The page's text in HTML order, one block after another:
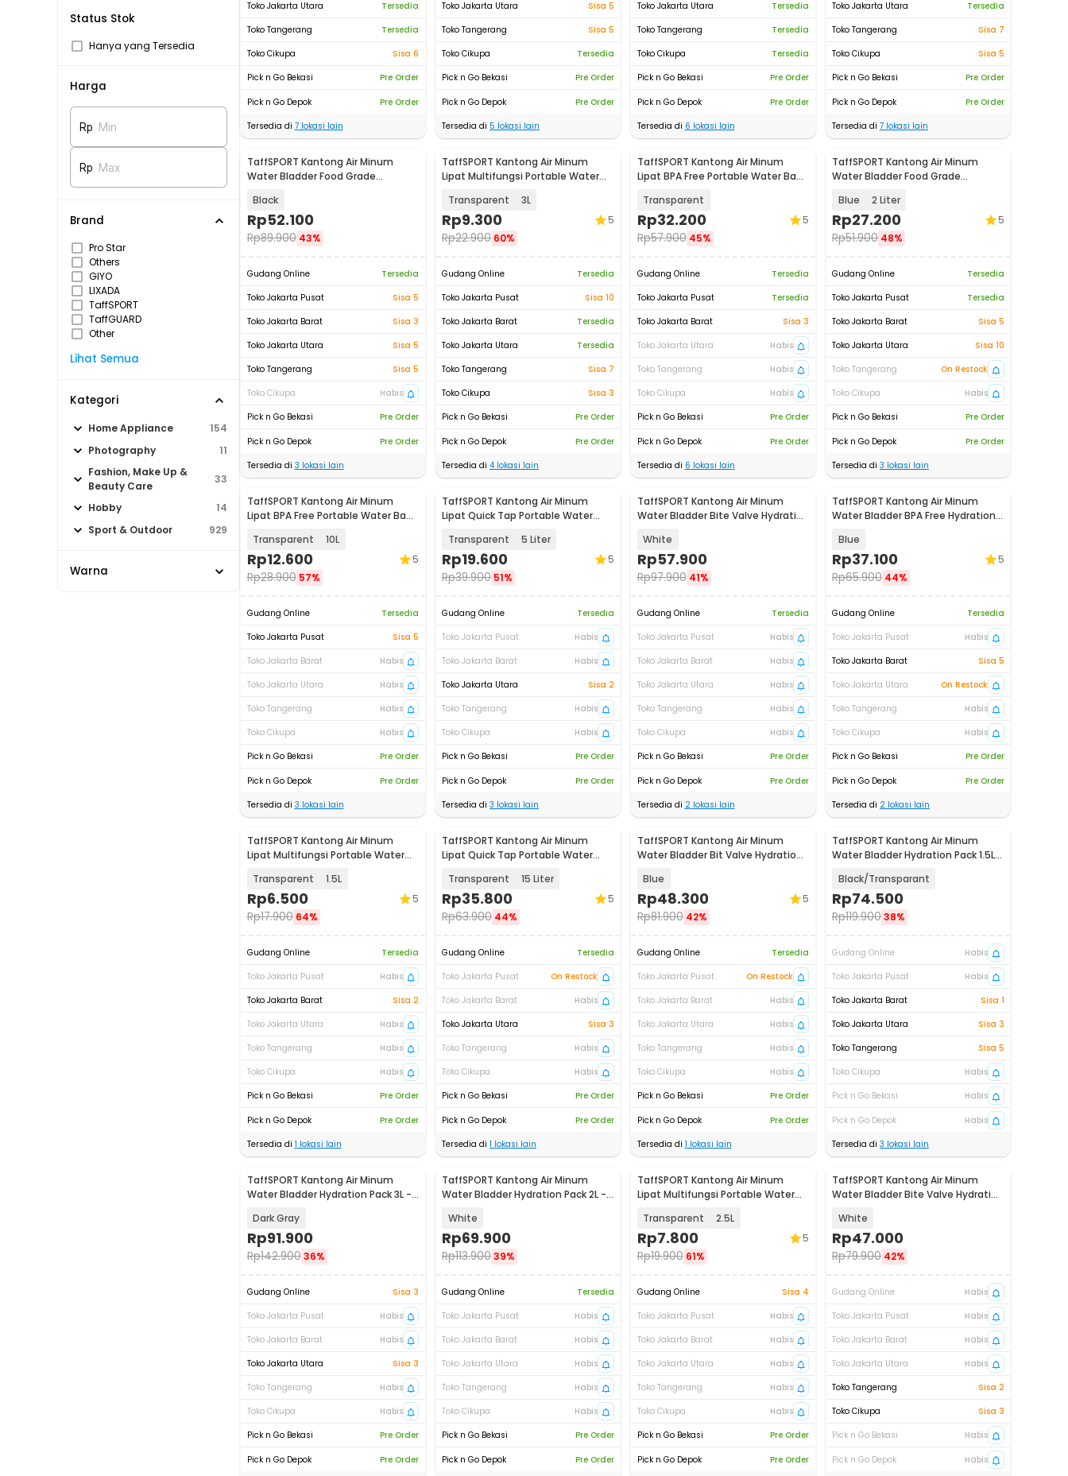
Status Stok
Hanya yang Tersedia
Harga
Rp Min
Rp Max
Brand
Pro Star
Others
GIYO
LIXADA
TaffSPORT
TaffGUARD
Other
Lihat Semua
Kategori
Home Appliance
154
Photography
11
Fashion, Make Up &
Beauty Care
33
Hobby
14
Sport & Outdoor
929
Warna
Toko Jakarta Utara
Tersedia
Toko Tangerang
Tersedia
Toko Cikupa
Sisa 6
Pick n Go Bekasi
Pre Order
Pick n Go Depok
Pre Order
Tersedia di 7lokasi lain
Toko Jakarta Utara
Sisa 5
Toko Tangerang
Sisa 5
Toko Cikupa
Tersedia
Pick n Go Bekasi
Pre Order
Pick n Go Depok
Pre Order
Tersedia di 5 lokasi lain
Toko Jakarta Utara
Tersedia
Toko Tangerang
Tersedia
Toko Cikupa
Tersedia
Pick n Go Bekasi
Pre Order
Pick n Go Depok
Pre Order
Tersedia di 6 lokasi lain
Toko Jakarta Utara
Tersedia
Toko Tangerang
Sisa 7
Toko Cikupa
Sisa 5
Pick n Go Bekasi
Pre Order
Pick n Go Depok
Pre Order
Tersedia di 7 lokasi lain
TaffSPORT Kantong Air Minum
Water Bladder Food Grade
Black
Rp52.100
Rp89.900 43%
Gudang Online
Tersedia
Toko Jakarta Pusat
Sisa 5
Toko Jakarta Barat
Sisa 3
Toko Jakarta Utara
Sisa 5
Toko Tangerang
Sisa 5
Toko Cikupa
Habis
Pick n Go Bekasi
Pre Order
Pick n Go Depok
Pre Order
Tersedia di 3 lokasi lain
TaffSPORT Kantong Air Minum
Lipat Multifungsi Portable Water
Transparent 3L
Rp9.300
Rp22.900 60%
5
Gudang Online
Tersedia
Toko Jakarta Pusat
Sisa 10
Toko Jakarta Barat
Tersedia
Toko Jakarta Utara
Tersedia
Toko Tangerang
Sisa 7
Toko Cikupa
Sisa 3
Pick n Go Bekasi
Pre Order
Pick n Go Depok
Pre Order
Tersedia di 4 lokasi lain
TaffSPORT Kantong Air Minum
Lipat BPA Free Portable Water Bag
Transparent
Rp32.200
Rp57.900 45%
5
Gudang Online
Tersedia
Toko Jakarta Pusat
Tersedia
Toko Jakarta Barat
Sisa 3
Toko Jakarta Utara
Habis
Toko Tangerang
Habis
Toko Cikupa
Habis
Pick n Go Bekasi
Pre Order
Pick n Go Depok
Pre Order
Tersedia di 6 lokasi lain
TaffSPORT Kantong Air Minum
Water Bladder Food Grade
Blue 2 Liter
Rp27.200
Rp51.900 48%
5
Gudang Online
Tersedia
Toko Jakarta Pusat
Tersedia
Toko Jakarta Barat
Sisa 5
Toko Jakarta Utara
Sisa 10
Toko Tangerang
On Restock
Toko Cikupa
Habis
Pick n Go Bekasi
Pre Order
Pick n Go Depok
Pre Order
Tersedia di 3 lokasi lain
TaffSPORT Kantong Air Minum
Lipat BPA Free Portable Water Bag
Transparent 10L
Rp12.600
Rp28.900 57%
5
Gudang Online
Tersedia
Toko Jakarta Pusat
Sisa 5
Toko Jakarta Barat
Habis
Toko Jakarta Utara
Habis
Toko Tangerang
Habis
Toko Cikupa
Habis
Pick n Go Bekasi
Pre Order
Pick n Go Depok
Pre Order
Tersedia di 3 lokasi lain
TaffSPORT Kantong Air Minum
Lipat Quick Tap Portable Water
Transparent 5 Liter
Rp19.600
Rp39.900 51%
5
Gudang Online
Tersedia
Toko Jakarta Pusat
Habis
Toko Jakarta Barat
Habis
Toko Jakarta Utara
Sisa 2
Toko Tangerang
Habis
Toko Cikupa
Habis
Pick n Go Bekasi
Pre Order
Pick n Go Depok
Pre Order
Tersedia di 3 lokasi lain
TaffSPORT Kantong Air Minum
Water Bladder Bite Valve Hydration
White
Rp57.900
Rp97.900 41%
Gudang Online
Tersedia
Toko Jakarta Pusat
Habis
Toko Jakarta Barat
Habis
Toko Jakarta Utara
Habis
Toko Tangerang
Habis
Toko Cikupa
Habis
Pick n Go Bekasi
Pre Order
Pick n Go Depok
Pre Order
Tersedia di 2lokasi lain
TaffSPORT Kantong Air Minum
Water Bladder BPA Free Hydration
Blue
Rp37.100
Rp65.900 44%
5
Gudang Online
Tersedia
Toko Jakarta Pusat
Habis
Toko Jakarta Barat
Sisa 5
Toko Jakarta Utara
On Restock
Toko Tangerang
Habis
Toko Cikupa
Habis
Pick n Go Bekasi
Pre Order
Pick n Go Depok
Pre Order
Tersedia di 2 lokasi lain
TaffSPORT Kantong Air Minum
Lipat Multifungsi Portable Water
Transparent 1.5L
Rp6.500
Rp17.900 64%
5
Gudang Online
Tersedia
Toko Jakarta Pusat
Habis
Toko Jakarta Barat
Sisa 2
Toko Jakarta Utara
Habis
Toko Tangerang
Habis
Toko Cikupa
Habis
Pick n Go Bekasi
Pre Order
Pick n Go Depok
Pre Order
Tersedia di 1 lokasi lain
TaffSPORT Kantong Air Minum
Lipat Quick Tap Portable Water
Transparent 15 Liter
Rp35.800
Rp63.900 44%
5
Gudang Online
Tersedia
Toko Jakarta Pusat
On Restock
Toko Jakarta Barat
Habis
Toko Jakarta Utara
Sisa 3
Toko Tangerang
Habis
Toko Cikupa
Habis
Pick n Go Bekasi
Pre Order
Pick n Go Depok
Pre Order
Tersedia di 1 lokasi lain
TaffSPORT Kantong Air Minum
Water Bladder Bit Valve Hydration
Blue
Rp48.300
Rp81.900 42%
5
Gudang Online
Tersedia
Toko Jakarta Pusat
On Restock
Toko Jakarta Barat
Habis
Toko Jakarta Utara
Habis
Toko Tangerang
Habis
Toko Cikupa
Habis
Pick n Go Bekasi
Pre Order
Pick n Go Depok
Pre Order
Tersedia di 1 lokasi lain
TaffSPORT Kantong Air Minum
Water Bladder Hydration Pack 1.5L -
Black/Transparant
Rp74.500
Rp119.90038%
Gudang Online
Habis
Toko Jakarta Pusat
Habis
Toko Jakarta Barat
Sisa 1
Toko Jakarta Utara
Sisa 3
Toko Tangerang
Sisa 5
Toko Cikupa
Habis
Pick n Go Bekasi
Habis
Pick n Go Depok
Habis
Tersedia di 3 lokasi lain
TaffSPORT Kantong Air Minum
Water Bladder Hydration Pack 3L -
Dark Gray
Rp91.900
Rp142.900 36%
Gudang Online
Sisa 3
Toko Jakarta Pusat
Habis
Toko Jakarta Barat
Habis
Toko Jakarta Utara
Sisa 3
Toko Tangerang
Habis
Toko Cikupa
Habis
Pick n Go Bekasi
Pre Order
Pick n Go Depok
Pre Order
TaffSPORT Kantong Air Minum
Water Bladder Hydration Pack 2L -
White
Rp69.900
Rp113.90039%
Gudang Online
Tersedia
Toko Jakarta Pusat
Habis
Toko Jakarta Barat
Habis
Toko Jakarta Utara
Habis
Toko Tangerang
Habis
Toko Cikupa
Habis
Pick n Go Bekasi
Pre Order
Pick n Go Depok
Pre Order
TaffSPORT Kantong Air Minum
Lipat Multifungsi Portable Water
Transparent 2.5L
Rp7.800
Rp19.900 61%
5
Gudang Online
Sisa 4
Toko Jakarta Pusat
Habis
Toko Jakarta Barat
Habis
Toko Jakarta Utara
Habis
Toko Tangerang
Habis
Toko Cikupa
Habis
Pick n Go Bekasi
Pre Order
Pick n Go Depok
Pre Order
TaffSPORT Kantong Air Minum
Water Bladder Bite Valve Hydration
White
Rp47.000
Rp79.900 42%
Gudang Online
Habis
Toko Jakarta Pusat
Habis
Toko Jakarta Barat
Habis
Toko Jakarta Utara
Habis
Toko Tangerang
Sisa 2
Toko Cikupa
Sisa 3
Pick n Go Bekasi
Habis
Pick n Go Depok
Habis